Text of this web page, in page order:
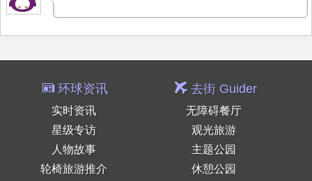
环球资讯
实时资讯
星级专访
人物故事
轮椅旅游推介
去街 Guider
无障碍餐厅
观光旅游
主题公园
休憩公园